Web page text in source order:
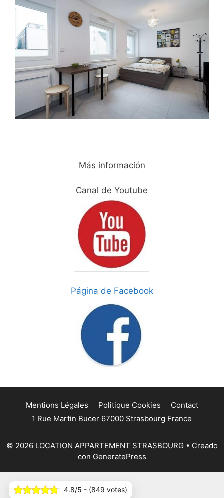
Más información
Canal de Youtube
Página de Facebook
Mentions Légales Politique Cookies
Contact
1 Rue Martin Bucer 67000 Strasbourg France
© 2026 LOCATION APPARTEMENT STRASBOURG• Creado
con GeneratePress
4.8/5 - (849 votes)